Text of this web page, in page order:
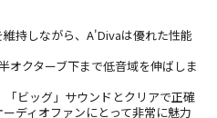
持しながら、A'Divaは優れた性能
クターブ下まで低音域を伸ばしま
ビッグ」サウンドとクリアで正確
ディオファンにとって非常に魅力